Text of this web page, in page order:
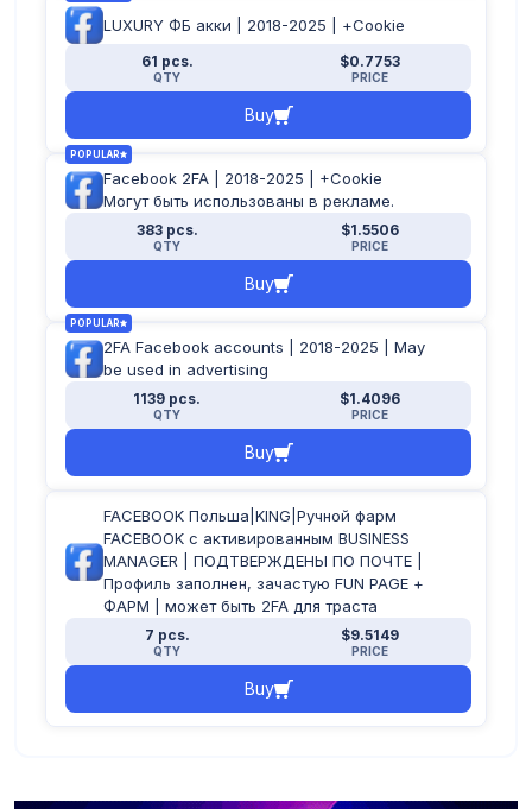
LUXURY ФБ акки | 2018-2025 | +Cookie
61 pcs.
QTY
$0.7753
PRICE
Buy
POPULAR
Facebook 2FA | 2018-2025 | +Cookie
Могут быть использованы в рекламе.
383 pcs.
QTY
$1.5506
PRICE
Buy
POPULAR
2FA Facebook accounts | 2018-2025 | May
be used in advertising
1139 pcs.
QTY
$1.4096
PRICE
Buy
FACEBOOK Польша|KING|Ручной фарм
FACEBOOK с активированным BUSINESS
MANAGER | ПОДТВЕРЖДЕНЫ ПО ПОЧТЕ |
Профиль заполнен, зачастую FUN PAGE +
ФАРМ | может быть 2FA для траста
7 pcs.
QTY
$9.5149
PRICE
Buy